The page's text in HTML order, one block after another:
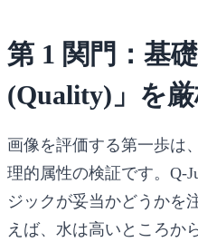
第 1 関門：基
(Quality)」を
画像を評価する第一歩は
理的属性の検証です。Q-
ジックが妥当かどうかを
えば、水は高いところか